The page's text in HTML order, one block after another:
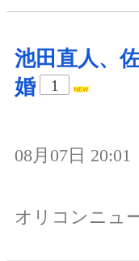
池田直人、
婚
1
08月07日 20:01
オリコンニュ